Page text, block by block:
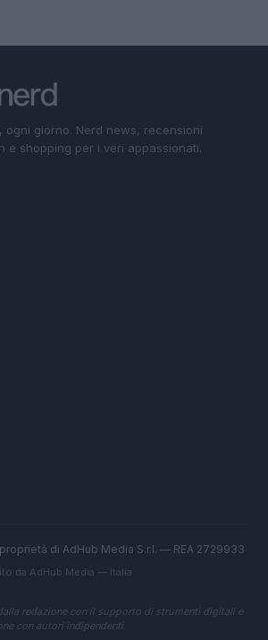
ogni giorno. Nerd news, recensioni
e shopping per i veri appassionati.
di AdHub Media S.r.l. — REA 2729933
da AdHub Media — Italia
redazione con il supporto di strumenti digitali e
con autori indipendenti.